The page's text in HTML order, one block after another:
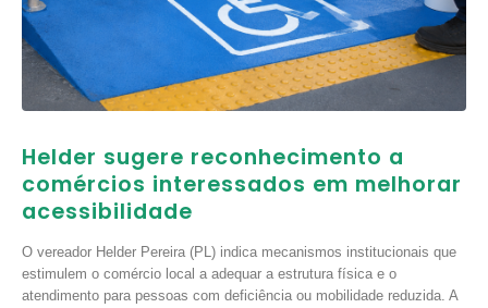
Helder sugere reconhecimento a
comércios interessados em melhorar
acessibilidade
O vereador Helder Pereira (PL) indica mecanismos institucionais que
estimulem o comércio local a adequar a estrutura física e o
atendimento para pessoas com deficiência ou mobilidade reduzida. A